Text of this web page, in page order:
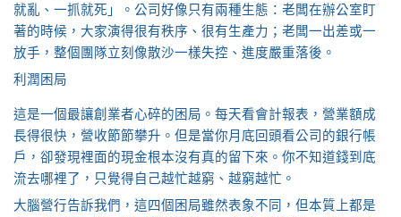
就亂、一抓就死」。公司好像只有兩種生態：老闆在辦公室盯
著的時候，大家演得很有秩序、很有生產力；老闆一出差或一
放手，整個團隊立刻像散沙一樣失控、進度嚴重落後。
利潤困局
這是一個最讓創業者心碎的困局。每天看會計報表，營業額成
長得很快，營收節節攀升。但是當你月底回頭看公司的銀行帳
戶，卻發現裡面的現金根本沒有真的留下來。你不知道錢到底
流去哪裡了，只覺得自己越忙越窮、越窮越忙。
大腦營行告訴我們，這四個困局雖然表象不同，但本質上都是